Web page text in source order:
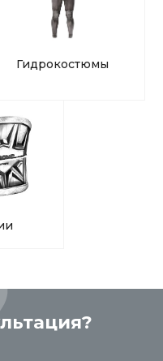
Гидрокостюмы